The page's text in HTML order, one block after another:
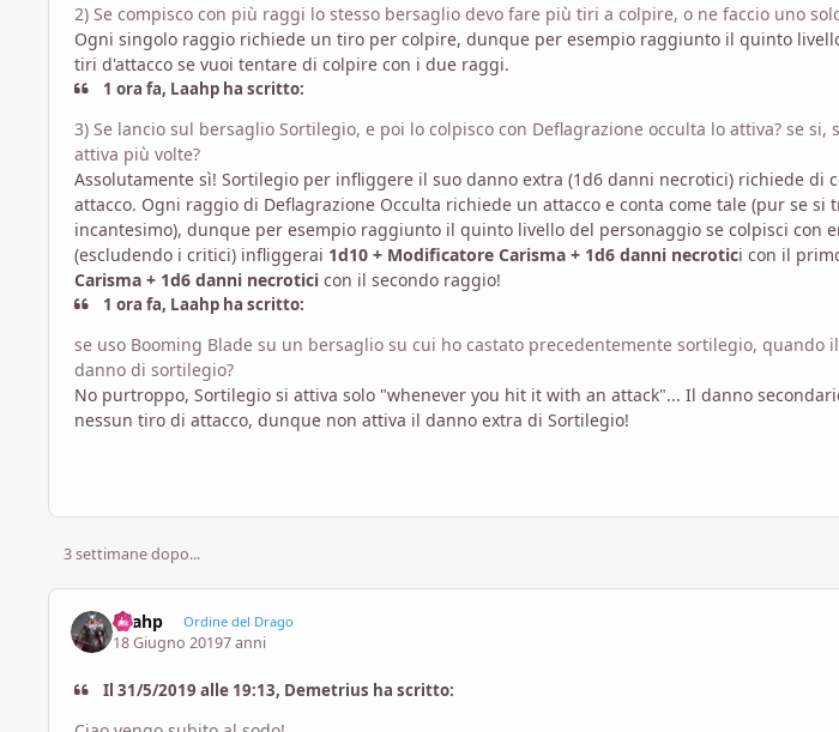
2) Se compisco con più raggi lo stesso bersaglio devo fare più tiri a colpire, o ne faccio uno
Ogni singolo raggio richiede un tiro per colpire, dunque per esempio raggiunto il quinto
tiri d'attacco se vuoi tentare di colpire con i due raggi.
1 ora fa, Laahp ha scritto:
3) Se lancio sul bersaglio Sortilegio, e poi lo colpisco con Deflagrazione occulta lo attiva? se si,
attiva più volte?
Assolutamente sì! Sortilegio per infliggere il suo danno extra (1d6 danni necrotici) richiede di
attacco. Ogni raggio di Deflagrazione Occulta richiede un attacco e conta come tale (pur se si
incantesimo), dunque per esempio raggiunto il quinto livello del personaggio se colpisci con
(escludendo i critici) infliggerai 1d10 + Modificatore Carisma + 1d6 danni necrotici con il
Carisma + 1d6 danni necrotici con il secondo raggio!
1 ora fa, Laahp ha scritto:
se uso Booming Blade su un bersaglio su cui ho castato precedentemente sortilegio, quando
danno di sortilegio?
No purtroppo, Sortilegio si attiva solo "whenever you hit it with an attack"... Il danno
nessun tiro di attacco, dunque non attiva il danno extra di Sortilegio!
3 settimane dopo...
Laahp Ordine del Drago
18 Giugno 20197 anni
Il 31/5/2019 alle 19:13, Demetrius ha scritto: